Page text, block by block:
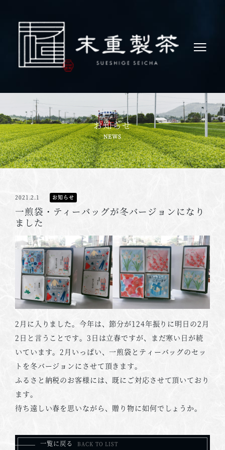
お知らせ
2021.2.1 お知らせ
一煎袋・ティーバッグが冬バージョンになり
ました
2月に入りました。今年は、節分が124年振りに明日の2月
2日と言うことです。3日は立春ですが、まだ寒い日が続
いています。2月いっぱい、一煎袋とティーバッグのセッ
トを冬バージョンにさせて頂きます。
ふるさと納税のお客様には、既にご対応させて頂いており
ます。
待ち遠しい春を思いながら、贈り物に如何でしょうか。
一覧に戻る